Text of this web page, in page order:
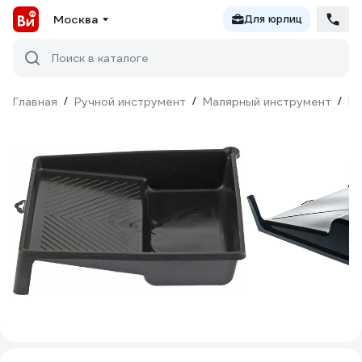
Москва Для юрлиц
Поиск в каталоге
Главная / Ручной инструмент / Малярный инструмент /